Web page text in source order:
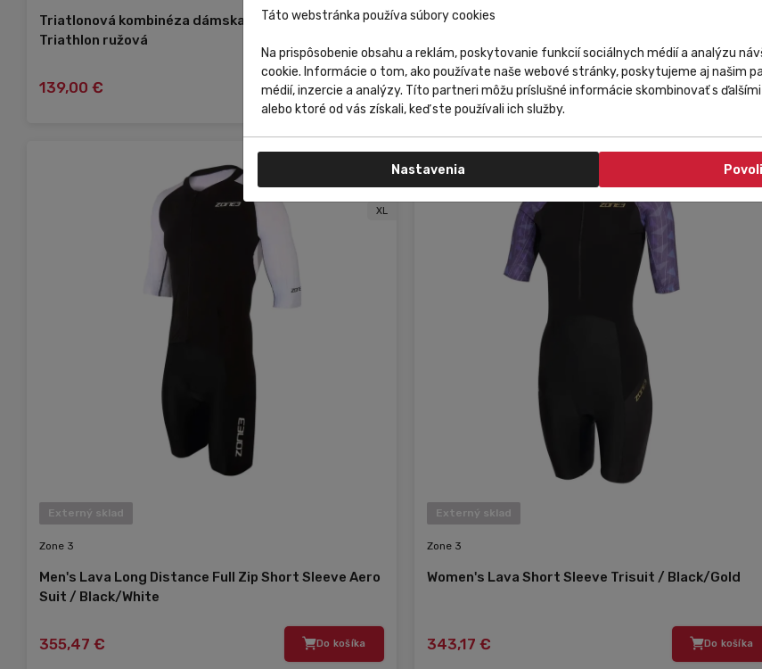
Triatlonová kombinéza dámska Alé Cycling Crazy
Triathlon ružová
139,00 € Do košíka
Under Trisuit Briefs Black / Black
29,52 € Do košíka
L
XL
Externý sklad
Zone 3
Men's Lava Long Distance Full Zip Short Sleeve Aero
Suit / Black/White
355,47 € Do košíka
Externý sklad
Zone 3
Women's Lava Short Sleeve Trisuit / Black/Gold
343,17 € Do košíka
Táto webstránka používa súbory cookies
Na prispôsobenie obsahu a reklám, poskytovanie funkcií sociálnych médií a analýzu
cookie. Informácie o tom, ako používate naše webové stránky, poskytujeme aj našim
médií, inzercie a analýzy. Títo partneri môžu príslušné informácie skombinovať s
alebo ktoré od vás získali, keď ste používali ich služby.
Nastavenia